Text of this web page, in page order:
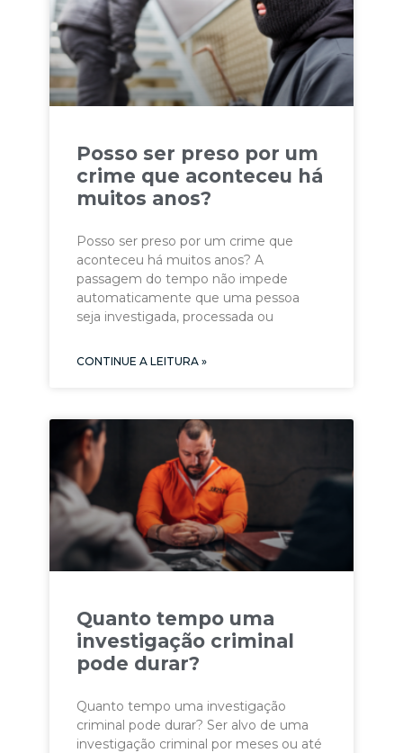
Posso ser preso por um
crime que aconteceu há
muitos anos?
Posso ser preso por um crime que
aconteceu há muitos anos? A
passagem do tempo não impede
automaticamente que uma pessoa
seja investigada, processada ou
CONTINUE A LEITURA »
Quanto tempo uma
investigação criminal
pode durar?
Quanto tempo uma investigação
criminal pode durar? Ser alvo de uma
investigação criminal por meses ou até